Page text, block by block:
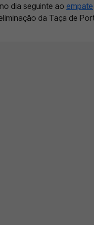
dia seguinte ao empate
da Taça de